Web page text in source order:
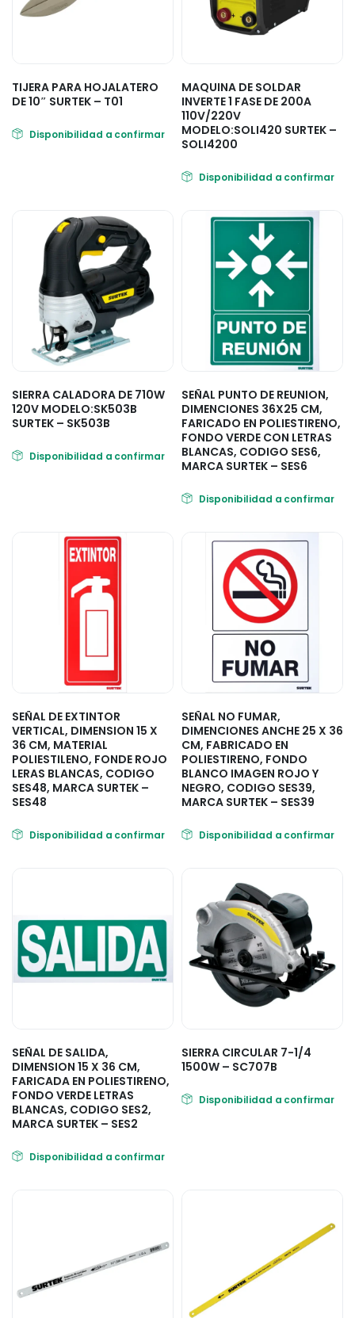
TIJERA PARA HOJALATERO
DE 10″ SURTEK – T01
Disponibilidad a confirmar
MAQUINA DE SOLDAR
INVERTE 1 FASE DE 200A
110V/220V
MODELO:SOLI420 SURTEK –
SOLI4200
Disponibilidad a confirmar
SIERRA CALADORA DE 710W
120V MODELO:SK503B
SURTEK – SK503B
Disponibilidad a confirmar
SEÑAL PUNTO DE REUNION,
DIMENCIONES 36X25 CM,
FARICADO EN POLIESTIRENO,
FONDO VERDE CON LETRAS
BLANCAS, CODIGO SES6,
MARCA SURTEK – SES6
Disponibilidad a confirmar
SEÑAL DE EXTINTOR
VERTICAL, DIMENSION 15 X
36 CM, MATERIAL
POLIESTILENO, FONDE ROJO
LERAS BLANCAS, CODIGO
SES48, MARCA SURTEK –
SES48
Disponibilidad a confirmar
SEÑAL NO FUMAR,
DIMENCIONES ANCHE 25 X 36
CM, FABRICADO EN
POLIESTIRENO, FONDO
BLANCO IMAGEN ROJO Y
NEGRO, CODIGO SES39,
MARCA SURTEK – SES39
Disponibilidad a confirmar
SEÑAL DE SALIDA,
DIMENSION 15 X 36 CM,
FARICADA EN POLIESTIRENO,
FONDO VERDE LETRAS
BLANCAS, CODIGO SES2,
MARCA SURTEK – SES2
Disponibilidad a confirmar
SIERRA CIRCULAR 7-1/4
1500W – SC707B
Disponibilidad a confirmar